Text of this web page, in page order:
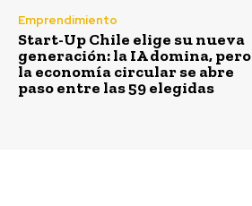
Emprendimiento
Start-Up Chile elige su nueva
generación: la IA domina, pero
la economía circular se abre
paso entre las 59 elegidas